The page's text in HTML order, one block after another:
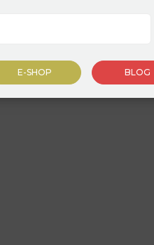
E-SHOP BLOG